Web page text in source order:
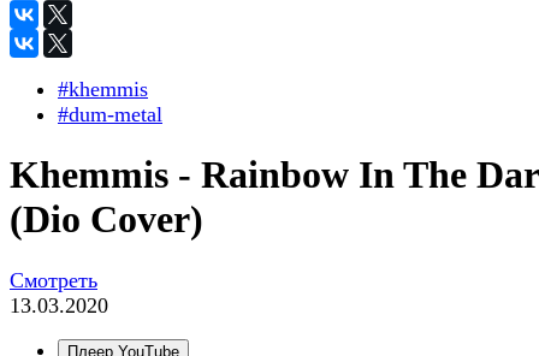
#khemmis
#dum-metal
Khemmis - Rainbow In The
(Dio Cover)
Смотреть
13.03.2020
Плеер YouTube